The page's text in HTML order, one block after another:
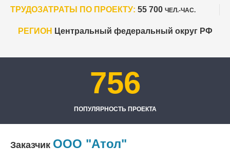
ТРУДОЗАТРАТЫ ПО ПРОЕКТУ: 55 700 ЧЕЛ.-ЧАС.
РЕГИОН Центральный федеральный округ РФ
756
ПОПУЛЯРНОСТЬ ПРОЕКТА
Заказчик ООО "Атол"